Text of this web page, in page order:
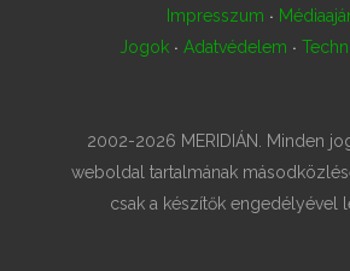
Impresszum ·
Jogok · Adatvédelem ·
2002-2026 MERIDIÁN. Minden
weboldal tartalmának
csak a készítők engedélyével